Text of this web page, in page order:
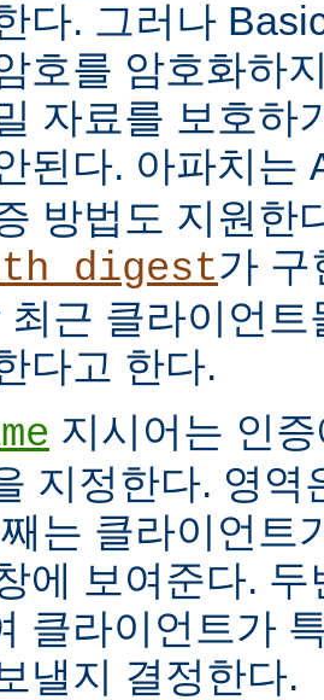
다. 그러나
호를 암호화하
자료를 보호하
된다. 아파치는
방법도 지원한
가 구
최근 클라이언
다고 한다.
지시어는 인
지정한다. 영역
는 클라이언트
에 보여준다.
클라이언트가
낼지 결정한다.